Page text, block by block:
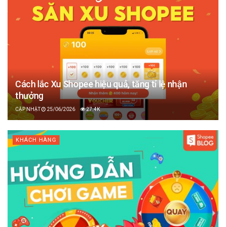
Cách lắc Xu Shopee hiệu quả, tăng tỉ lệ nhận
thưởng
25/06/2026 27.4K
KHÁCH HÀNG